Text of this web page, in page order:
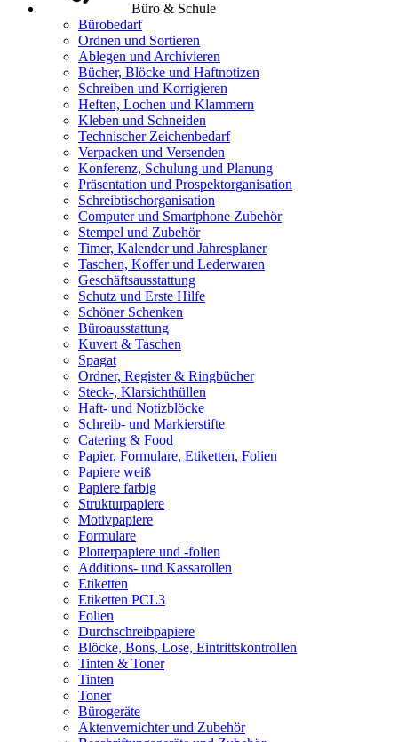
Büro & Schule
Bürobedarf
Ordnen und Sortieren
Ablegen und Archivieren
Bücher, Blöcke und Haftnotizen
Schreiben und Korrigieren
Heften, Lochen und Klammern
Kleben und Schneiden
Technischer Zeichenbedarf
Verpacken und Versenden
Konferenz, Schulung und Planung
Präsentation und Prospektorganisation
Schreibtischorganisation
Computer und Smartphone Zubehör
Stempel und Zubehör
Timer, Kalender und Jahresplaner
Taschen, Koffer und Lederwaren
Geschäftsausstattung
Schutz und Erste Hilfe
Schöner Schenken
Büroausstattung
Kuvert & Taschen
Spagat
Ordner, Register & Ringbücher
Steck-, Klarsichthüllen
Haft- und Notizblöcke
Schreib- und Markierstifte
Catering & Food
Papier, Formulare, Etiketten, Folien
Papiere weiß
Papiere farbig
Strukturpapiere
Motivpapiere
Formulare
Plotterpapiere und -folien
Additions- und Kassarollen
Etiketten
Etiketten PCL3
Folien
Durchschreibpapiere
Blöcke, Bons, Lose, Eintrittskontrollen
Tinten & Toner
Tinten
Toner
Bürogeräte
Aktenvernichter und Zubehör